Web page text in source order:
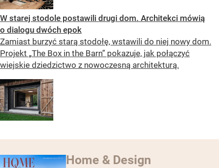
W starej stodole postawili drugi dom. Architekci mówią
o dialogu dwóch epok
Zamiast burzyć starą stodołę, wstawili do niej nowy dom.
Projekt „The Box in the Barn” pokazuje, jak połączyć
wiejskie dziedzictwo z nowoczesną architekturą.
Home & Design